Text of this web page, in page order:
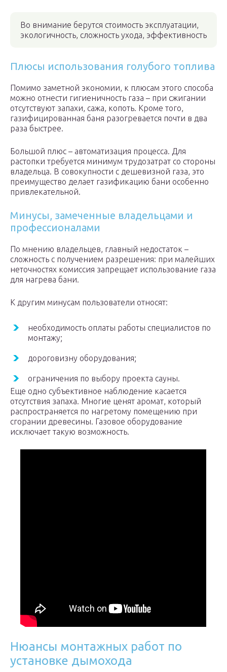
Во внимание берутся стоимость эксплуатации,
экологичность, сложность ухода, эффективность
Плюсы использования голубого топлива
Помимо заметной экономии, к плюсам этого способа
можно отнести гигиеничность газа – при сжигании
отсутствуют запахи, сажа, копоть. Кроме того,
газифицированная баня разогревается почти в два
раза быстрее.
Большой плюс – автоматизация процесса. Для
растопки требуется минимум трудозатрат со стороны
владельца. В совокупности с дешевизной газа, это
преимущество делает газификацию бани особенно
привлекательной.
Минусы, замеченные владельцами и
профессионалами
По мнению владельцев, главный недостаток –
сложность с получением разрешения: при малейших
неточностях комиссия запрещает использование газа
для нагрева бани.
К другим минусам пользователи относят:
необходимость оплаты работы специалистов по
монтажу;
дороговизну оборудования;
ограничения по выбору проекта сауны.
Еще одно субъективное наблюдение касается
отсутствия запаха. Многие ценят аромат, который
распространяется по нагретому помещению при
сгорании древесины. Газовое оборудование
исключает такую возможность.
Нюансы монтажных работ по
установке дымохода